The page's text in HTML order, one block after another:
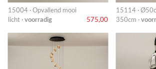
15004 · Opvallend mooi
licht · voorradig 575,00
15114 ·
350cm ·